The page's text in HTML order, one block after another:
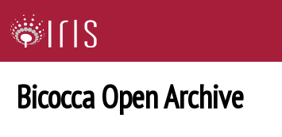
Bicocca Open Archive